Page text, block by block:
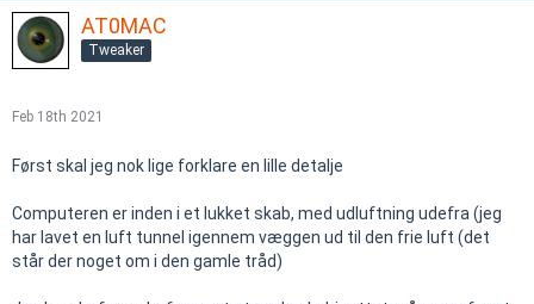
AT0MAC
Tweaker
Feb 18th 2021
Først skal jeg nok lige forklare en lille detalje
Computeren er inden i et lukket skab, med udluftning udefra (jeg
har lavet en luft tunnel igennem væggen ud til den frie luft (det
står der noget om i den gamle tråd)